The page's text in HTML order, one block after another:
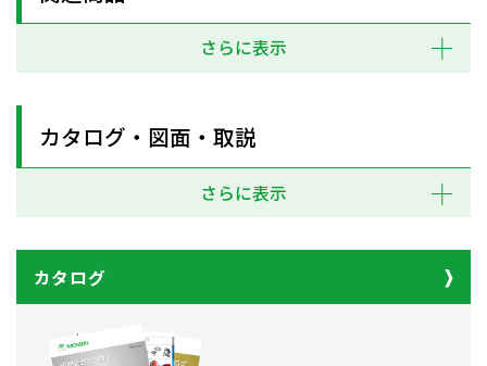
さらに表示
カタログ・図面・取説
さらに表示
カタログ